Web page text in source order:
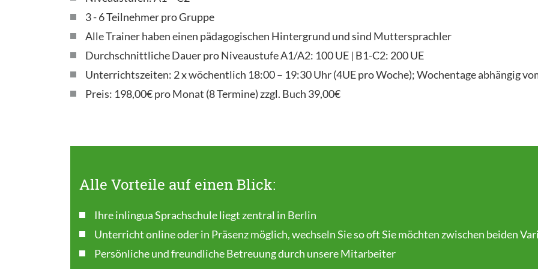
3 - 6 Teilnehmer pro Gruppe
Alle Trainer haben einen pädagogischen Hintergrund und sind Muttersprachler
Durchschnittliche Dauer pro Niveaustufe A1/A2: 100 UE | B1-C2: 200 UE
Unterrichtszeiten: 2 x wöchentlich 18:00 – 19:30 Uhr (4UE pro Woche); Wochentage abhängig
Preis: 198,00€ pro Monat (8 Termine) zzgl. Buch 39,00€
Alle Vorteile auf einen Blick:
Ihre inlingua Sprachschule liegt zentral in Berlin
Unterricht online oder in Präsenz möglich, wechseln Sie so oft Sie möchten zwischen beiden
Persönliche und freundliche Betreuung durch unsere Mitarbeiter